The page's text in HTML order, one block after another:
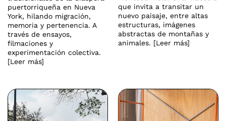
puertorriqueña en Nueva
York, hilando migración,
memoria y pertenencia. A
través de ensayos,
filmaciones y
experimentación colectiva.
[Leer más]
que invita a transitar un
nuevo paisaje, entre altas
estructuras, imágenes
abstractas de montañas y
animales. [Leer más]